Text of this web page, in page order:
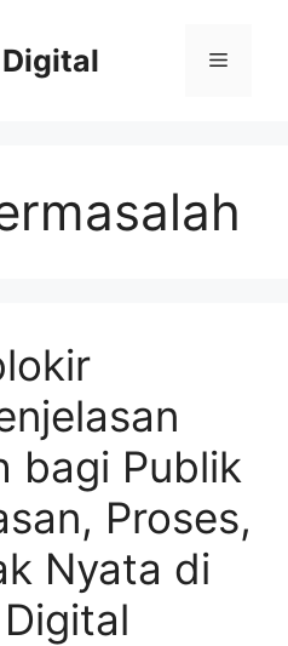
Menu
bagi Publik
Proses,
Nyata di